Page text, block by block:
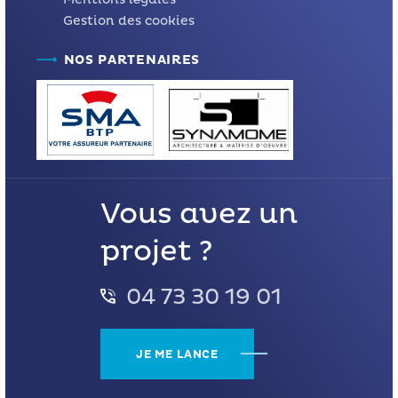
Gestion des cookies
NOS PARTENAIRES
Vous avez un
projet ?
04 73 30 19 01
JE ME LANCE